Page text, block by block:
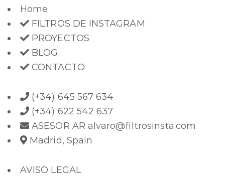
Home
FILTROS DE INSTAGRAM
PROYECTOS
BLOG
CONTACTO
(+34) 645 567 634
(+34) 622 542 637
ASESOR AR alvaro@filtrosinsta.com
Madrid, Spain
AVISO LEGAL